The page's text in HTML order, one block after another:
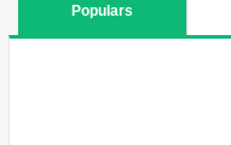
Populars